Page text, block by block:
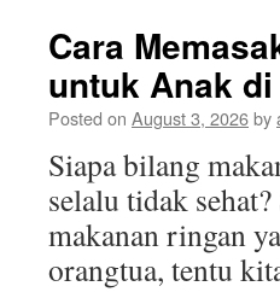
Cara
untuk Anak
Posted on August 3, 2026by
Siapa bilang
selalu tidak
makanan ringan
orangtua, tentu